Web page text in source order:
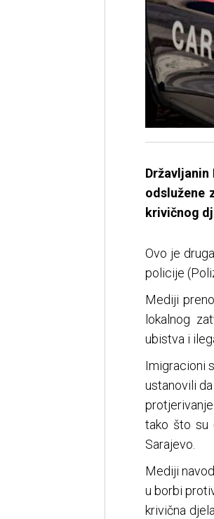
odslužene
krivičnog
Ovo je
policije
Mediji
lokalnog
ubistva i
Imigracioni
ustanovili
tako što su
Sarajevo.
Mediji
u borbi
krivična